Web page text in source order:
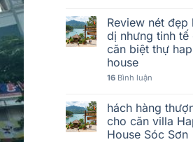
Review nét đẹp
dị nhưng tinh tế
căn biệt thự
house
16Bình luận
hách hàng
cho căn villa
House Sóc Sơn